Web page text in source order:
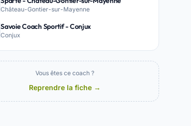
Château-Gontier-sur-Mayenne
Savoie Coach Sportif - Conjux
Conjux
Vous êtes ce coach ?
Reprendre la fiche →